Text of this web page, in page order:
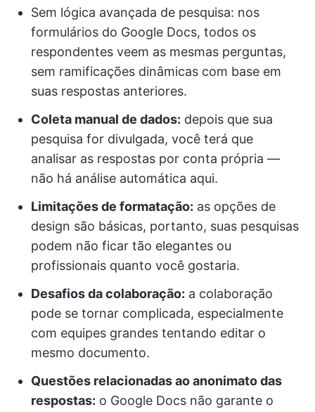
Sem lógica avançada de pesquisa: nos
formulários do Google Docs, todos os
respondentes veem as mesmas perguntas,
sem ramificações dinâmicas com base em
suas respostas anteriores.
Coleta manual de dados: depois que sua
pesquisa for divulgada, você terá que
analisar as respostas por conta própria —
não há análise automática aqui.
Limitações de formatação: as opções de
design são básicas, portanto, suas pesquisas
podem não ficar tão elegantes ou
profissionais quanto você gostaria.
Desafios da colaboração: a colaboração
pode se tornar complicada, especialmente
com equipes grandes tentando editar o
mesmo documento.
Questões relacionadas ao anonimato das
respostas: o Google Docs não garante o